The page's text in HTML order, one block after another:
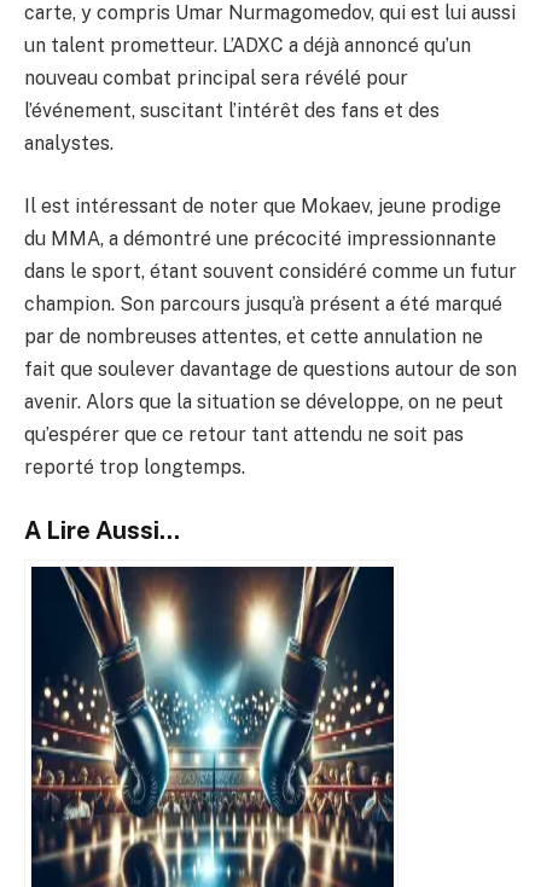
carte, y compris Umar Nurmagomedov, qui est lui aussi
un talent prometteur. L’ADXC a déjà annoncé qu’un
nouveau combat principal sera révélé pour
l’événement, suscitant l’intérêt des fans et des
analystes.
Il est intéressant de noter que Mokaev, jeune prodige
du MMA, a démontré une précocité impressionnante
dans le sport, étant souvent considéré comme un futur
champion. Son parcours jusqu’à présent a été marqué
par de nombreuses attentes, et cette annulation ne
fait que soulever davantage de questions autour de son
avenir. Alors que la situation se développe, on ne peut
qu’espérer que ce retour tant attendu ne soit pas
reporté trop longtemps.
A Lire Aussi...